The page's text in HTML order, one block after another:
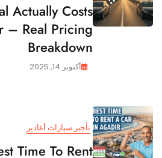
Actually Costs
– Real Pricing
Breakdown
أكتوبر 14, 2025
تأجير سيارات أغادير
Time To Rent